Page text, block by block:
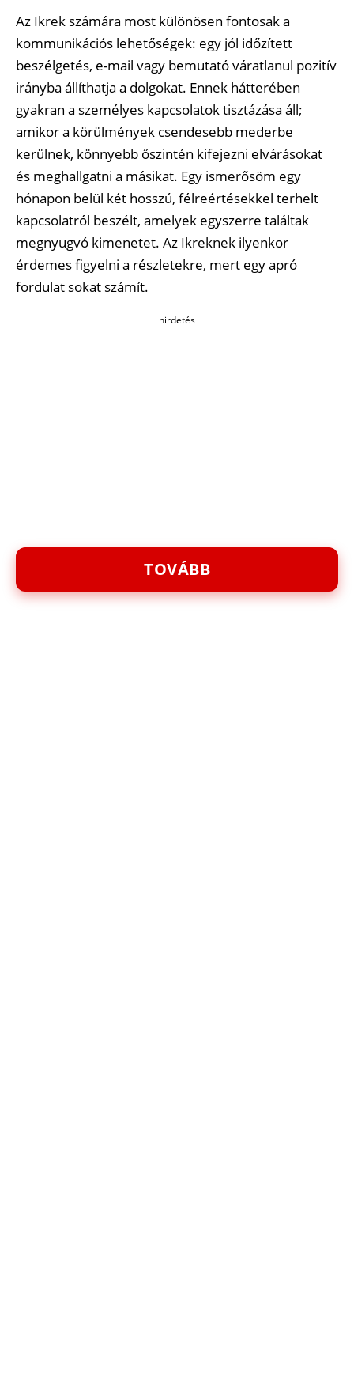
Az Ikrek számára most különösen fontosak a
kommunikációs lehetőségek: egy jól időzített
beszélgetés, e-mail vagy bemutató váratlanul pozitív
irányba állíthatja a dolgokat. Ennek hátterében
gyakran a személyes kapcsolatok tisztázása áll;
amikor a körülmények csendesebb mederbe
kerülnek, könnyebb őszintén kifejezni elvárásokat
és meghallgatni a másikat. Egy ismerősöm egy
hónapon belül két hosszú, félreértésekkel terhelt
kapcsolatról beszélt, amelyek egyszerre találtak
megnyugvó kimenetet. Az Ikreknek ilyenkor
érdemes figyelni a részletekre, mert egy apró
fordulat sokat számít.
hirdetés
TOVÁBB